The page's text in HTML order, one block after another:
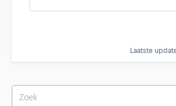
Laatste